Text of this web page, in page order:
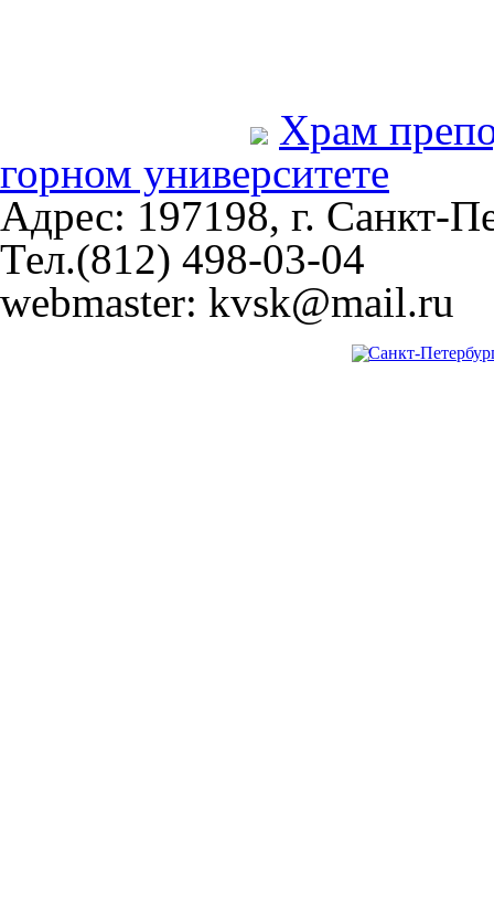
Храм
горном университете
Адрес: 197198, г. Санкт-
Тел.(812) 498-03-04
webmaster: kvsk@mail.ru